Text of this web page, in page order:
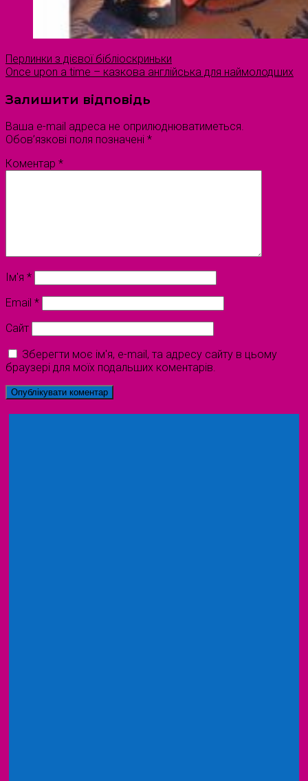
Перлинки з дієвої бібліоскриньки
Once upon a time – казкова англійська для наймолодших
Залишити відповідь
Ваша e-mail адреса не оприлюднюватиметься.
Обов’язкові поля позначені *
Коментар *
Ім'я *
Email *
Сайт
Зберегти моє ім'я, e-mail, та адресу сайту в цьому
браузері для моїх подальших коментарів.